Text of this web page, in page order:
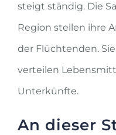
steigt ständig. Die
Region stellen ihre
der Flüchtenden.
verteilen
Unterkünfte.
An dieser